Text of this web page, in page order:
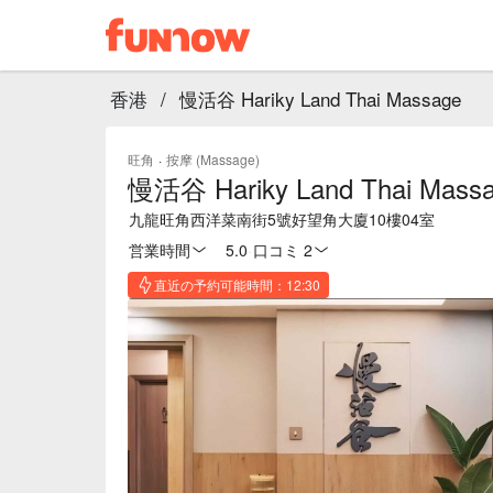
香港 / 慢活谷 Hariky Land Thai Massage
旺角 · 按摩 (Massage)
慢活谷 Hariky Land Thai
九龍旺角西洋菜南街5號好望角大廈10樓04室
営業時間
5.0 口コミ 2
直近の予約可能時間：12:30